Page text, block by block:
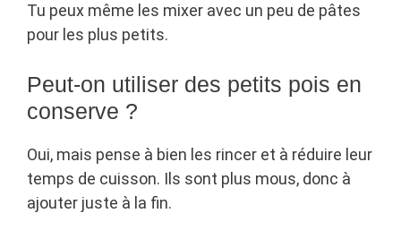
Tu peux même les mixer avec un peu de pâtes
pour les plus petits.
Peut-on utiliser des petits pois en
conserve ?
Oui, mais pense à bien les rincer et à réduire leur
temps de cuisson. Ils sont plus mous, donc à
ajouter juste à la fin.